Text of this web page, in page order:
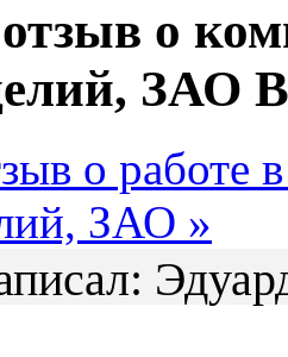
о
ЗАО
о работе
ЗАО »